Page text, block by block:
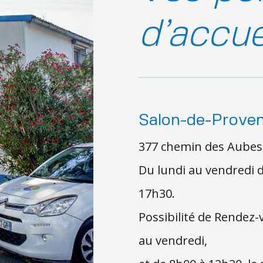
Salon-de-
377 chemin des
Du lundi au vendredi
17h30.
Possibilité de
au vendredi,